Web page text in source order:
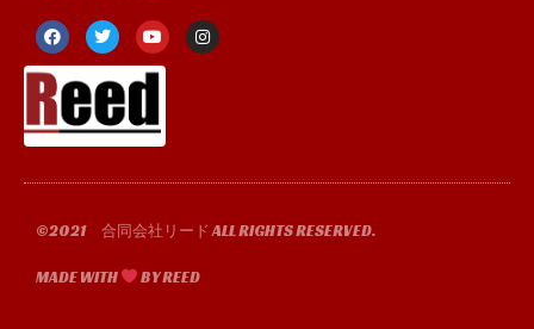
F
a
c
e
b
o
o
k
f
T
w
i
t
e
r
Y
o
u
t
e
I
n
s
©2021 合同会社リード ALL RIGHTS RESERVED.
MADE WITH BY REED​​